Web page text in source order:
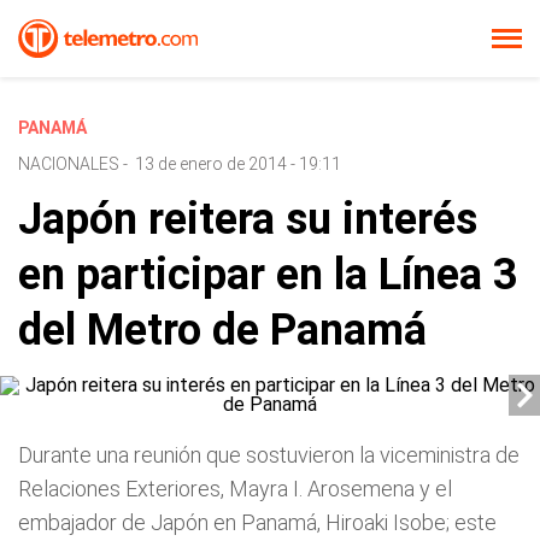
PANAMÁ
NACIONALES - 13 de enero de 2014 - 19:11
Japón reitera su interés
en participar en la Línea 3
del Metro de Panamá
Durante una reunión que sostuvieron la viceministra de
Relaciones Exteriores, Mayra I. Arosemena y el
embajador de Japón en Panamá, Hiroaki Isobe; este